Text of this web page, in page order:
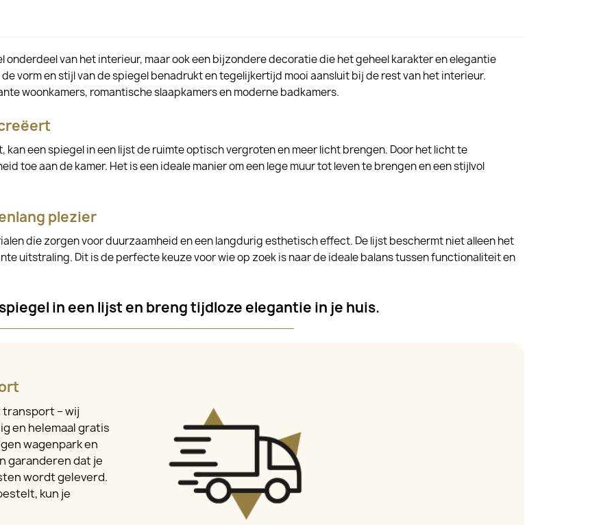
onderdeel van het interieur, maar ook een bijzondere decoratie die het geheel karakter en elegantie
vorm en stijl van de spiegel benadrukt en tegelijkertijd mooi aansluit bij de rest van het interieur.
woonkamers, romantische slaapkamers en moderne badkamers.
een spiegel in een lijst de ruimte optisch vergroten en meer licht brengen. Door het licht te
toe aan de kamer. Het is een ideale manier om een lege muur tot leven te brengen en een stijlvol
plezier
die zorgen voor duurzaamheid en een langdurig esthetisch effect. De lijst beschermt niet alleen het
uitstraling. Dit is de perfecte keuze voor wie op zoek is naar de ideale balans tussen functionaliteit en
in een lijst en breng tijdloze elegantie in je huis.
transport – wij
en helemaal gratis
wagenpark en
garanderen dat je
wordt geleverd.
kun je